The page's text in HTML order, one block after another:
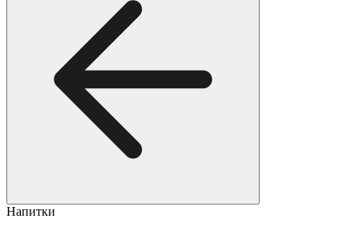
Напитки